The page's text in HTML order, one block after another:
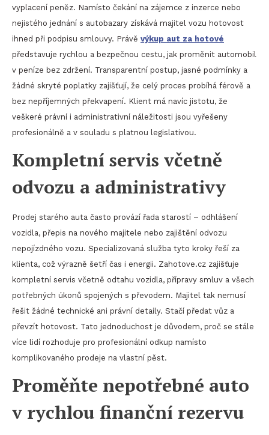
vyplacení peněz. Namísto čekání na zájemce z inzerce nebo
nejistého jednání s autobazary získává majitel vozu hotovost
ihned při podpisu smlouvy. Právě výkup aut za hotové
představuje rychlou a bezpečnou cestu, jak proměnit automobil
v peníze bez zdržení. Transparentní postup, jasné podmínky a
žádné skryté poplatky zajišťují, že celý proces probíhá férově a
bez nepříjemných překvapení. Klient má navíc jistotu, že
veškeré právní i administrativní náležitosti jsou vyřešeny
profesionálně a v souladu s platnou legislativou.
Kompletní servis včetně
odvozu a administrativy
Prodej starého auta často provází řada starostí – odhlášení
vozidla, přepis na nového majitele nebo zajištění odvozu
nepojízdného vozu. Specializovaná služba tyto kroky řeší za
klienta, což výrazně šetří čas i energii. Zahotove.cz zajišťuje
kompletní servis včetně odtahu vozidla, přípravy smluv a všech
potřebných úkonů spojených s převodem. Majitel tak nemusí
řešit žádné technické ani právní detaily. Stačí předat vůz a
převzít hotovost. Tato jednoduchost je důvodem, proč se stále
více lidí rozhoduje pro profesionální odkup namísto
komplikovaného prodeje na vlastní pěst.
Proměňte nepotřebné auto
v rychlou finanční rezervu